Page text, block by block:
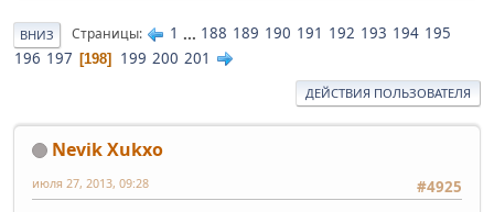
ВНИЗ Страницы 1 ... 188 189 190 191 192 193 194 195
196 197 198 199 200 201
ДЕЙСТВИЯ ПОЛЬЗОВАТЕЛЯ
Nevik Xukxo
#4925
июля 27, 2013, 09:28